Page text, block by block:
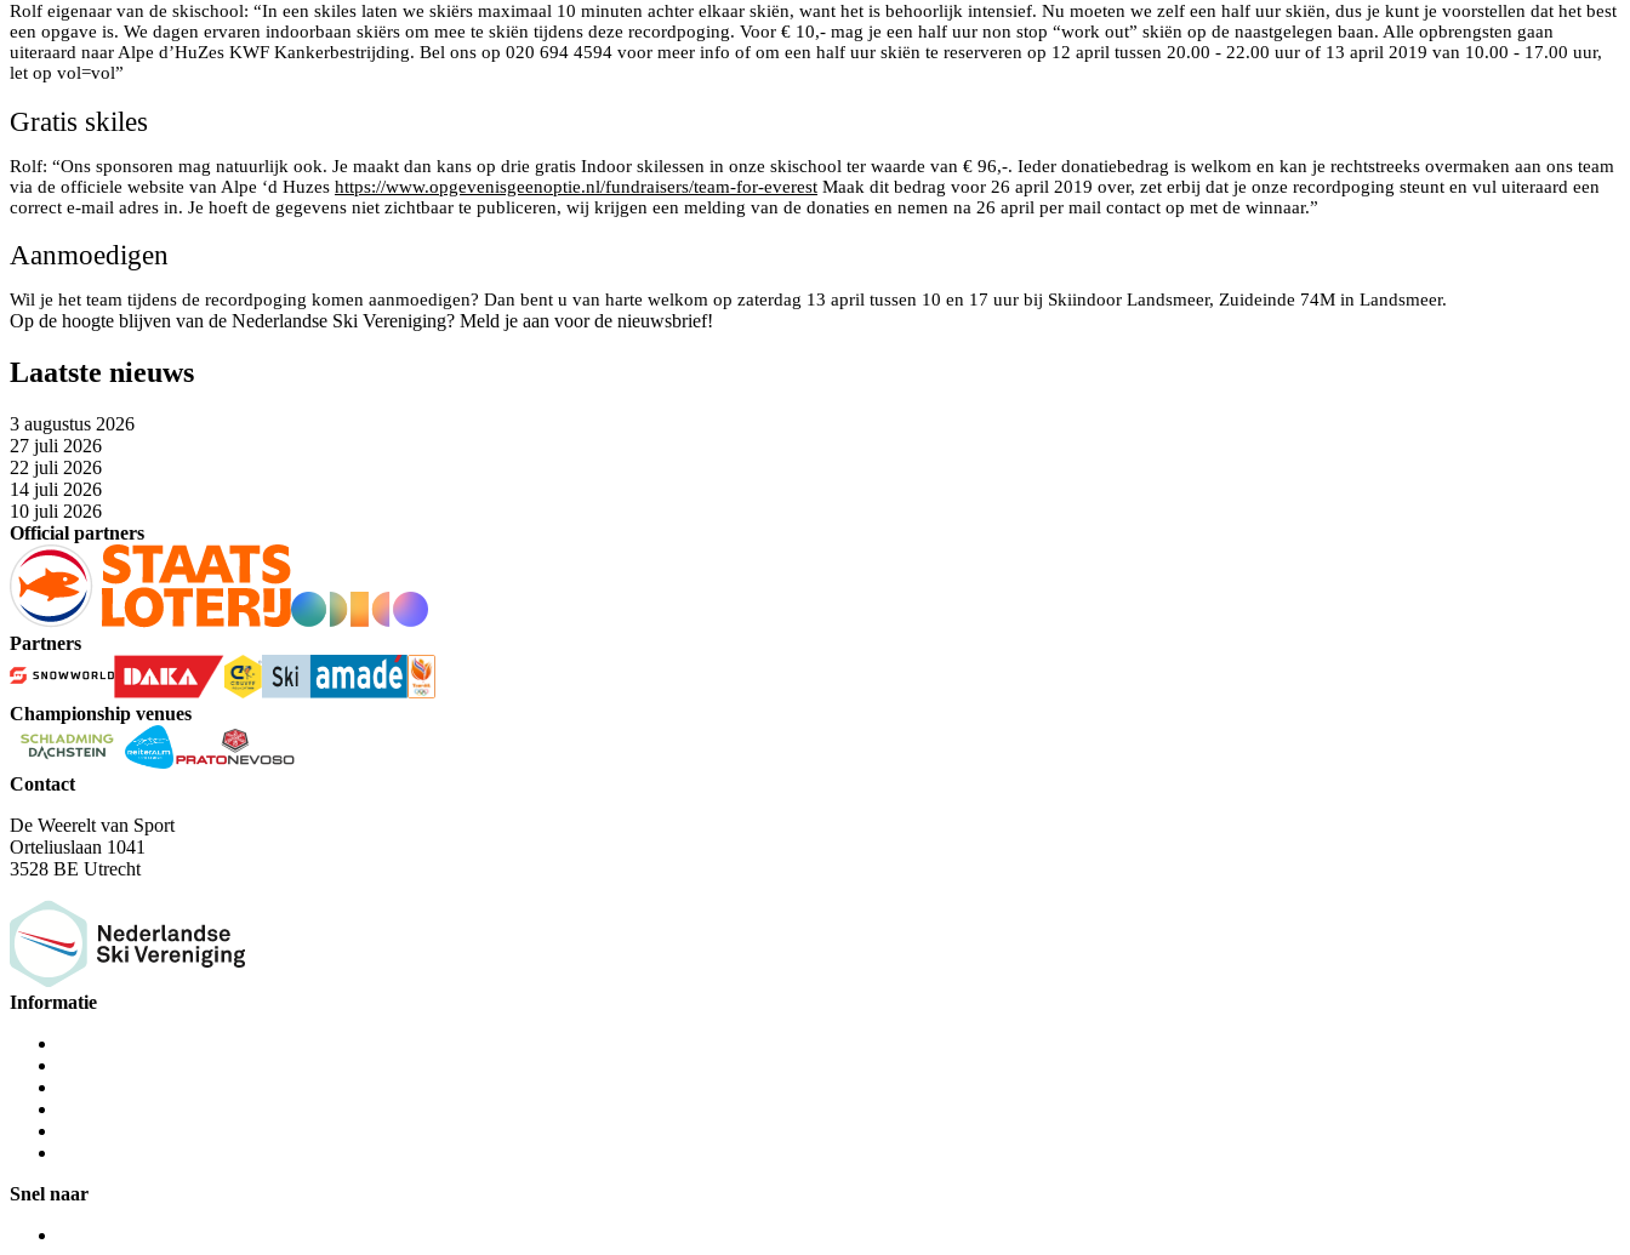
Rolf eigenaar van de skischool: “In een skiles laten we skiërs maximaal 10 minuten achter elkaar skiën, want het is behoorlijk intensief. Nu moeten we zelf een half uur skiën, dus je kunt je voorstellen dat het best
een opgave is. We dagen ervaren indoorbaan skiërs om mee te skiën tijdens deze recordpoging. Voor € 10,- mag je een half uur non stop “work out” skiën op de naastgelegen baan. Alle opbrengsten gaan
uiteraard naar Alpe d’HuZes KWF Kankerbestrijding. Bel ons op 020 694 4594 voor meer info of om een half uur skiën te reserveren op 12 april tussen 20.00 - 22.00 uur of 13 april 2019 van 10.00 - 17.00 uur,
let op vol=vol”
Gratis skiles
Rolf: “Ons sponsoren mag natuurlijk ook. Je maakt dan kans op drie gratis Indoor skilessen in onze skischool ter waarde van € 96,-. Ieder donatiebedrag is welkom en kan je rechtstreeks overmaken aan ons team
via de officiele website van Alpe ‘d Huzes https://www.opgevenisgeenoptie.nl/fundraisers/team-for-everest Maak dit bedrag voor 26 april 2019 over, zet erbij dat je onze recordpoging steunt en vul uiteraard een
correct e-mail adres in. Je hoeft de gegevens niet zichtbaar te publiceren, wij krijgen een melding van de donaties en nemen na 26 april per mail contact op met de winnaar.”
Aanmoedigen
Wil je het team tijdens de recordpoging komen aanmoedigen? Dan bent u van harte welkom op zaterdag 13 april tussen 10 en 17 uur bij Skiindoor Landsmeer, Zuideinde 74M in Landsmeer.
Op de hoogte blijven van de Nederlandse Ski Vereniging? Meld je aan voor de nieuwsbrief!
Laatste nieuws
3 augustus 2026
27 juli 2026
22 juli 2026
14 juli 2026
10 juli 2026
Official partners
Partners
Championship venues
Contact
De Weerelt van Sport
Orteliuslaan 1041
3528 BE Utrecht
Informatie
Snel naar